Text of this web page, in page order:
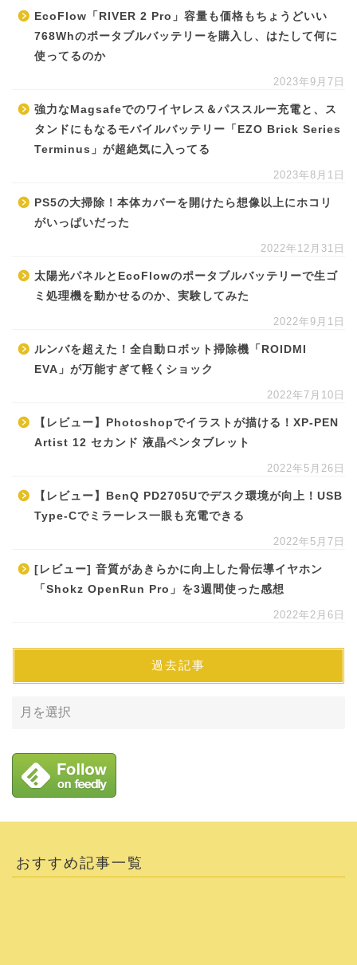
EcoFlow「RIVER 2 Pro」容量も価格もちょうどいい
768Whのポータブルバッテリーを購入し、はたして何に
使ってるのか
2023年9月7日
強力なMagsafeでのワイヤレス＆パススルー充電と、ス
タンドにもなるモバイルバッテリー「EZO Brick Series
Terminus」が超絶気に入ってる
2023年8月1日
PS5の大掃除！本体カバーを開けたら想像以上にホコリ
がいっぱいだった
2022年12月31日
太陽光パネルとEcoFlowのポータブルバッテリーで生ゴ
ミ処理機を動かせるのか、実験してみた
2022年9月1日
ルンバを超えた！全自動ロボット掃除機「ROIDMI
EVA」が万能すぎて軽くショック
2022年7月10日
【レビュー】Photoshopでイラストが描ける！XP-PEN
Artist 12 セカンド 液晶ペンタブレット
2022年5月26日
【レビュー】BenQ PD2705Uでデスク環境が向上！USB
Type-Cでミラーレス一眼も充電できる
2022年5月7日
[レビュー] 音質があきらかに向上した骨伝導イヤホン
「Shokz OpenRun Pro」を3週間使った感想
2022年2月6日
過去記事
おすすめ記事一覧